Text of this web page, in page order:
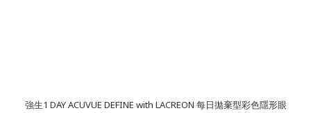
強生1 DAY ACUVUE DEFINE with LACREON 每日拋棄型彩色隱形眼